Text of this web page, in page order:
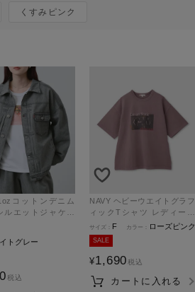
くすみピンク
ルエットジャケッ
ース
トグレー
税込
NAVY ヘビーウエイトグラフ
ィックTシャツ レディース
メール便 対応商品
F ローズピンク
SALE
¥1,690 税込
カートに入れる